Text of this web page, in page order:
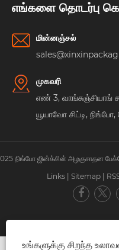
எங்களை தொடர்பு
மின்னஞ்சல்
முகவரி
எண் 3, வாங்சுஞ்சியாங்
யூயாவோ சிட்டி,
2025 நிங்போ ஜின்க்சின் அழகுசாதன
Links | Sitemap |
உங்களுக்கு சிறந்த